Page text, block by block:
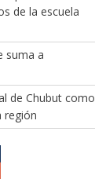
de la escuela
suma a
de Chubut como
región